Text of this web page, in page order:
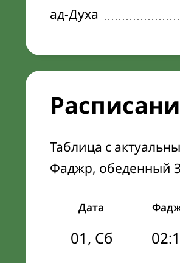
ад-Духа
Таблица с
Фаджр, обеденный
Дата
01, Сб